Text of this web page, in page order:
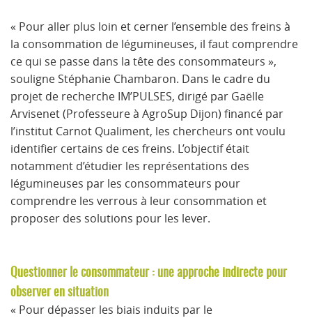
« Pour aller plus loin et cerner l’ensemble des freins à
la consommation de légumineuses, il faut comprendre
ce qui se passe dans la tête des consommateurs »,
souligne Stéphanie Chambaron. Dans le cadre du
projet de recherche IM’PULSES, dirigé par Gaëlle
Arvisenet (Professeure à AgroSup Dijon) financé par
l’institut Carnot Qualiment, les chercheurs ont voulu
identifier certains de ces freins. L’objectif était
notamment d’étudier les représentations des
légumineuses par les consommateurs pour
comprendre les verrous à leur consommation et
proposer des solutions pour les lever.
Questionner le consommateur : une approche indirecte pour
observer en situation
« Pour dépasser les biais induits par le